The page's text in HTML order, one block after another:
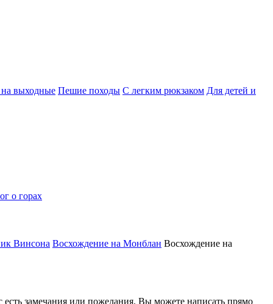
выходные Пешие походы С легким рюкзаком Для детей и
о горах
Винсона Восхождение на Монблан Восхождение на
замечания или пожелания, Вы можете написать прямо